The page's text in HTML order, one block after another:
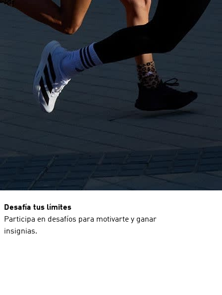
Desafía tus límites
Participa en desafíos para motivarte y ganar
insignias.